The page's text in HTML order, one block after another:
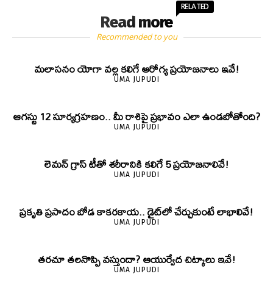
Read more
RELATED
Recommended to you
మలాసనం యోగా వల్ల కలిగే ఆరోగ్య ప్రయోజనాలు ఇవే!
UMA JUPUDI
ఆగస్టు 12 సూర్యగ్రహణం.. మీ రాశిపై ప్రభావం ఎలా ఉండబోతోంది?
UMA JUPUDI
లెమన్ గ్రాస్ టీతో శరీరానికి కలిగే 5 ప్రయోజనాలివే!
UMA JUPUDI
ప్రకృతి ప్రసాదం బోడ కాకరకాయ.. డైట్‌లో చేర్చుకుంటే లాభాలివే!
UMA JUPUDI
తరచూ తలనొప్పి వస్తుందా? ఆయుర్వేద చిట్కాలు ఇవే!
UMA JUPUDI